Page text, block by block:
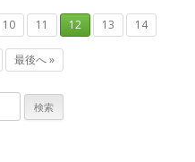
10 11 12 13 14
最後へ »